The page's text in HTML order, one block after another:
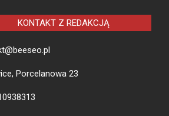
KONTAKT Z REDAKCJĄ
Porcelanowa 23